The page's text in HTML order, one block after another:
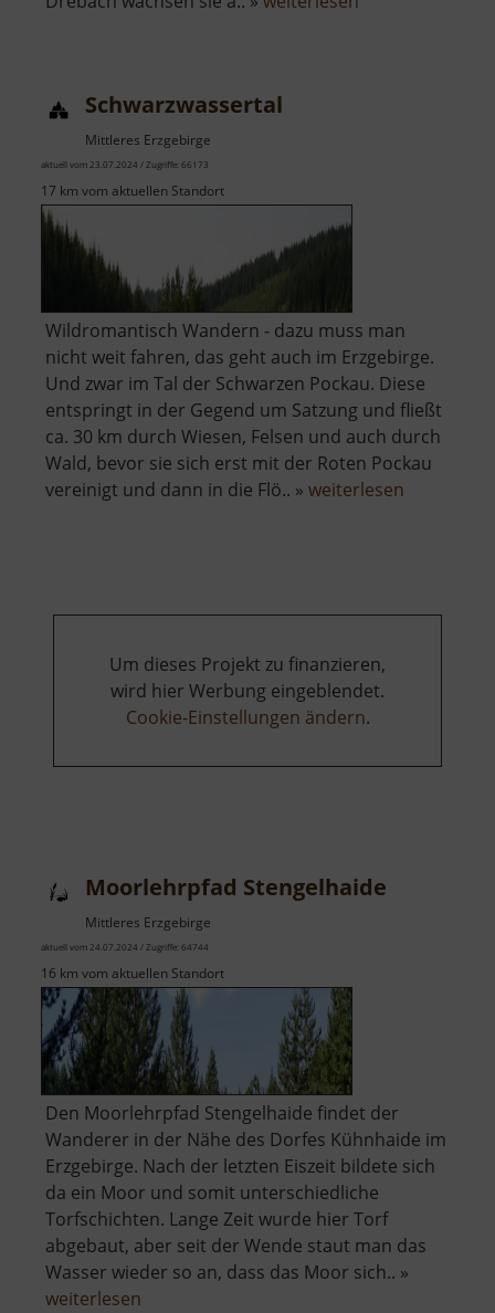
Schwarzwassertal
Mittleres Erzgebirge
aktuell vom 23.07.2024 / Zugriffe: 66173
17 km vom aktuellen Standort
Wildromantisch Wandern - dazu muss man
nicht weit fahren, das geht auch im Erzgebirge.
Und zwar im Tal der Schwarzen Pockau. Diese
entspringt in der Gegend um Satzung und fließt
ca. 30 km durch Wiesen, Felsen und auch durch
Wald, bevor sie sich erst mit der Roten Pockau
vereinigt und dann in die Flö.. » weiterlesen
Um dieses Projekt zu finanzieren,
wird hier Werbung eingeblendet.
Cookie-Einstellungen ändern.
Moorlehrpfad Stengelhaide
Mittleres Erzgebirge
aktuell vom 24.07.2024 / Zugriffe: 64744
16 km vom aktuellen Standort
Den Moorlehrpfad Stengelhaide findet der
Wanderer in der Nähe des Dorfes Kühnhaide im
Erzgebirge. Nach der letzten Eiszeit bildete sich
da ein Moor und somit unterschiedliche
Torfschichten. Lange Zeit wurde hier Torf
abgebaut, aber seit der Wende staut man das
Wasser wieder so an, dass das Moor sich.. »
weiterlesen